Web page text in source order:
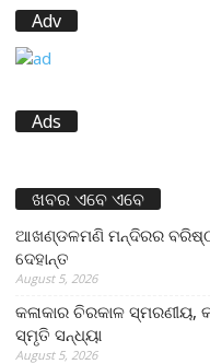
Adv
Ads
ଖବର ଏବେ ଏବେ
ଆଖଣ୍ଡଳମଣି ମନ୍ଦିରର ବରିଷ୍ଠ
ଦେହାନ୍ତ
August 5, 2026
କଳାକାର ଚିରକାଳ ସ୍ମରଣୀୟ,
ସ୍ମୃତି ସନ୍ଧ୍ୟା
August 5, 2026